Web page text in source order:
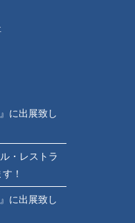
に出展致し
・レストラ
！
に出展致し